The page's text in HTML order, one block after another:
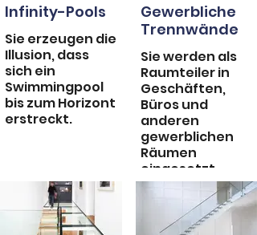
Infinity-Pools
Sie erzeugen die
Illusion, dass
sich ein
Swimmingpool
bis zum Horizont
erstreckt.
Gewerbliche
Trennwände
Sie werden als
Raumteiler in
Geschäften,
Büros und
anderen
gewerblichen
Räumen
eingesetzt.